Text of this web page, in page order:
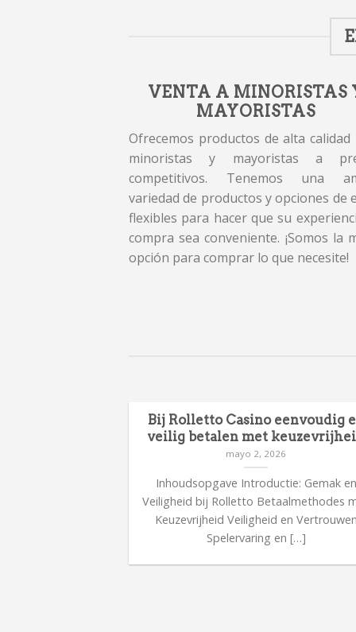
VENTA A MINORISTAS
MAYORISTAS
Ofrecemos productos de alta calidad
minoristas y mayoristas a
competitivos. Tenemos una
variedad de productos y opciones de
flexibles para hacer que su
compra sea conveniente. ¡Somos la
opción para comprar lo que necesite!
Bij Rolletto Casino eenvoudig
veilig betalen met
mayo 2, 2026
Inhoudsopgave Introductie: Gemak en
Veiligheid bij Rolletto Betaalmethodes
Keuzevrijheid Veiligheid en
Spelervaring en […]